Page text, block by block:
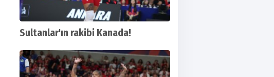
Sultanlar'ın rakibi Kanada!